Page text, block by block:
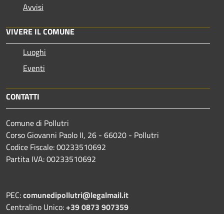
Avvisi
VIVERE IL COMUNE
Luoghi
Eventi
CONTATTI
Comune di Pollutri
Corso Giovanni Paolo II, 26 - 66020 - Pollutri
Codice Fiscale: 00233510692
Partita IVA: 00233510692
PEC:comunedipollutri@legalmail.it
Centralino Unico:+39 0873 907359